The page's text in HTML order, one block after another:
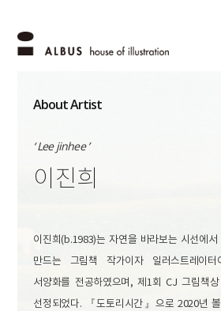
About Artist
‘ Lee jinhee ’
이진희
이진희(b.1983)는 자연을 바라보는 시선에
만드는 그림책 작가이자 일러스트레이터
서양화를 전공하였으며, 제1회 CJ 그림책상
선정되었다. 『도토리시간』으로 2020년